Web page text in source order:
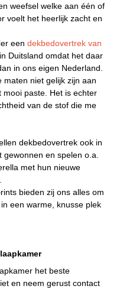
weefsel welke aan één of
voelt het heerlijk zacht en
een dekbedovertrek van
Duitsland omdat het daar
in ons eigen Nederland.
maten niet gelijk zijn aan
paste. Het is echter
van de stof die me
dekbedovertrek ook in
en spelen o.a.
met hun nieuwe
bieden zij ons alles om
een warme, knusse plek
het beste
en neem gerust contact